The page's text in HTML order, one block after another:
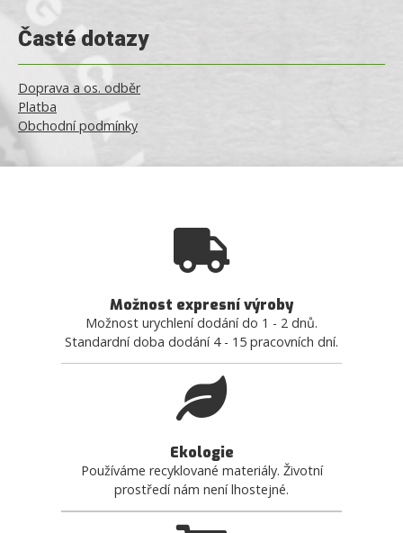
Časté dotazy
Doprava a os. odběr
Platba
Obchodní podmínky
Možnost expresní výroby
Možnost urychlení dodání do 1 - 2 dnů.
Standardní doba dodání 4 - 15 pracovních dní.
Ekologie
Používáme recyklované materiály. Životní
prostředí nám není lhostejné.